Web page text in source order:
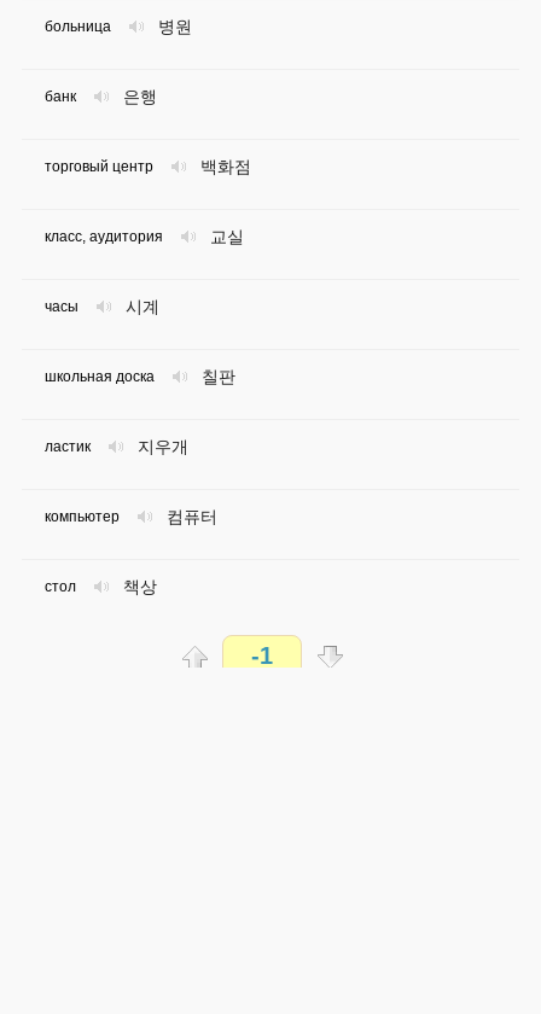
병원
больница
은행
банк
백화점
торговый центр
교실
класс, аудитория
시계
часы
칠판
школьная доска
지우개
ластик
컴퓨터
компьютер
책상
стол
-1